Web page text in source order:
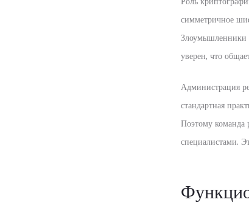
симметричное
Злоумышленники
уверен, что
Администрация
стандартная
Поэтому команда
специалистами.